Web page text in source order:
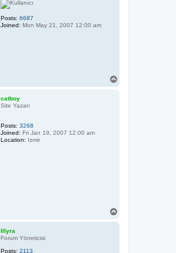
Posts: 6687
Joined: Mon May 21, 2007 12:00 am
catboy
Site Yazarı
Posts: 3268
Joined: Fri Jan 19, 2007 12:00 am
Location: Izmir
Illyra
Forum Yöneticisi
Posts: 2113